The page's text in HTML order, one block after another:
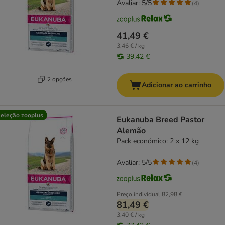
2 opções
41,49 €
3,46 € / kg
39,42 €
Avaliar: 5/5 (4)
Adicionar ao carrinho
zooplus
Eukanuba Breed Pastor
Alemão
Pack económico: 2 x 12 kg
Preço individual82,98 €
81,49 €
3,40 € / kg
Avaliar: 5/5 (4)